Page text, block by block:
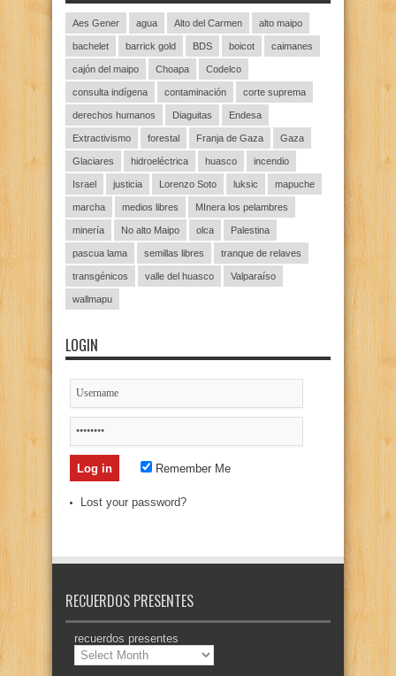
Aes Gener agua Alto del Carmen alto maipo
bachelet barrick gold BDS boicot caimanes
cajón del maipo Choapa Codelco
consulta indígena contaminación corte suprema
derechos humanos Diaguitas Endesa
Extractivismo forestal Franja de Gaza Gaza
Glaciares hidroeléctrica huasco incendio
Israel justicia Lorenzo Soto luksic mapuche
marcha medios libres MInera los pelambres
minería No alto Maipo olca Palestina
pascua lama semillas libres tranque de relaves
transgénicos valle del huasco Valparaíso
wallmapu
LOGIN
Remember Me
Lost your password?
RECUERDOS PRESENTES
recuerdos presentes